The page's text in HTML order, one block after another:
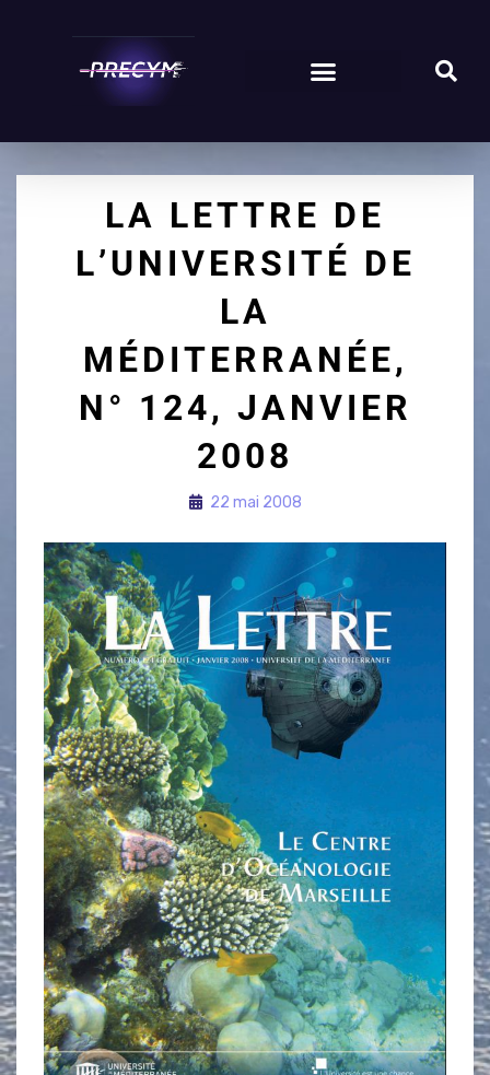
LA LETTRE DE
L’UNIVERSITÉ DE
LA
MÉDITERRANÉE,
N° 124, JANVIER
2008
22 mai 2008